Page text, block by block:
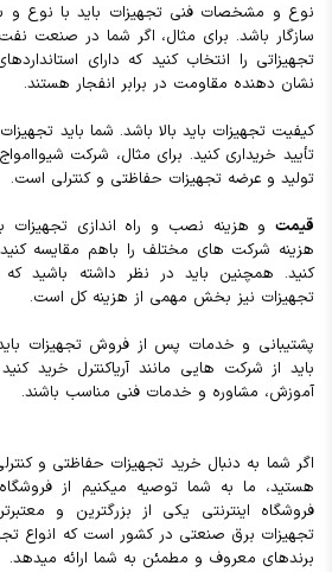
نوع و مشخصات فنی تجهیزات باید با نوع و
سازگار باشد. برای مثال، اگر شما در صنعت
نشان دهنده مقاومت در برابر انفجار هستند.
کیفیت تجهیزات باید بالا باشد. شما باید
تأیید خریداری کنید. برای مثال، شرکت
تولید و عرضه تجهیزات حفاظتی و کنترلی است.
قیمت و هزینه نصب و راه اندازی تجهیزات
هزینه‌ شرکت های مختلف را باهم مقایسه
کنید. همچنین باید در نظر داشته باشید که
تجهیزات نیز بخش مهمی از هزینه کل است.
پشتیبانی و خدمات پس از فروش تجهیزات
باید از شرکت هایی مانند آریاکنترل خرید
آموزش، مشاوره و خدمات فنی مناسب باشند.
اگر شما به دنبال خرید تجهیزات حفاظتی و
هستید، ما به شما توصیه میکنیم از فروشگاه
فروشگاه اینترنتی یکی از بزرگترین و
تجهیزات برق صنعتی در کشور است که انواع
برندهای معروف و مطمئن به شما ارائه میدهد.